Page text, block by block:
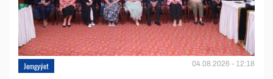
Jemgyýet 04.08.2026 - 12:18